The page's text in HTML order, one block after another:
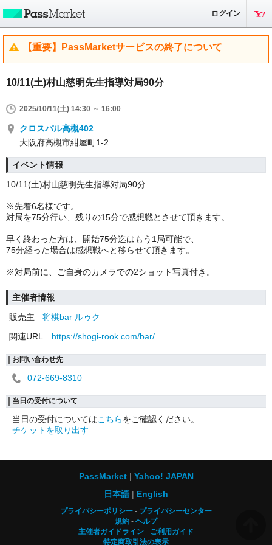
ログイン
【重要】PassMarketサービスの終了について
10/11(土)村山慈明先生指導対局90分
2025/10/11(土) 14:30 ～ 16:00
クロスパル高槻402
大阪府高槻市紺屋町1-2
イベント情報
10/11(土)村山慈明先生指導対局90分
※先着6名様です。
対局を75分行い、残りの15分で感想戦とさせて頂きます。
早く終わった方は、開始75分迄はもう1局可能で、
75分経った場合は感想戦へと移らせて頂きます。
※対局前に、ご自身のカメラでの2ショット写真付き。
主催者情報
販売主
将棋bar ルゥク
関連URL
https://shogi-rook.com/bar/
お問い合わせ先
072-669-8310
当日の受付について
当日の受付についてはこちらをご確認ください。
チケットを取り出す
PassMarket
Yahoo! JAPAN
日本語
English
プライバシーポリシー
プライバシーセンター
規約
ヘルプ
主催者ガイドライン
ご利用ガイド
特定商取引法の表示